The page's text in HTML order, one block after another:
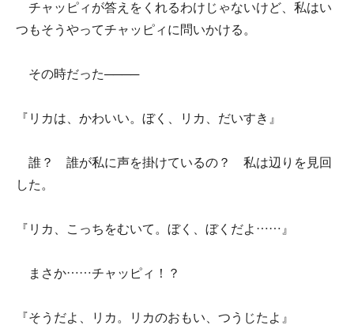
チャッピィが答えをくれるわけじゃないけど、私はい
つもそうやってチャッピィに問いかける。
その時だった────
『リカは、かわいい。ぼく、リカ、だいすき』
誰？ 誰が私に声を掛けているの？ 私は辺りを見回
した。
『リカ、こっちをむいて。ぼく、ぼくだよ……』
まさか……チャッピィ！？
『そうだよ、リカ。リカのおもい、つうじたよ』